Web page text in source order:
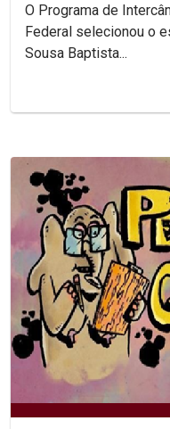
O Programa de
Federal selecionou o
Sousa Baptista...